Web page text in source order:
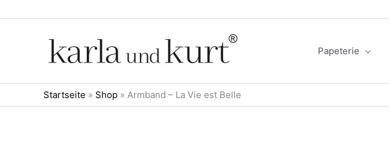
Inhalt
Papeterie
Startseite » Shop » Armband – La Vie est Belle